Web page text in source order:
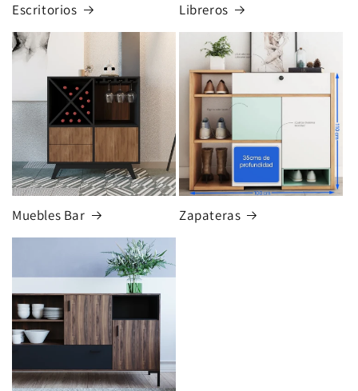
Escritorios Libreros
Muebles Bar Zapateras